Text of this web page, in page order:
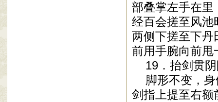
部叠掌左手在里
经百会搓至风池
两侧下搓至下丹
前用手腕向前
19．抬剑贯
脚形不变，身
剑指上提至右额